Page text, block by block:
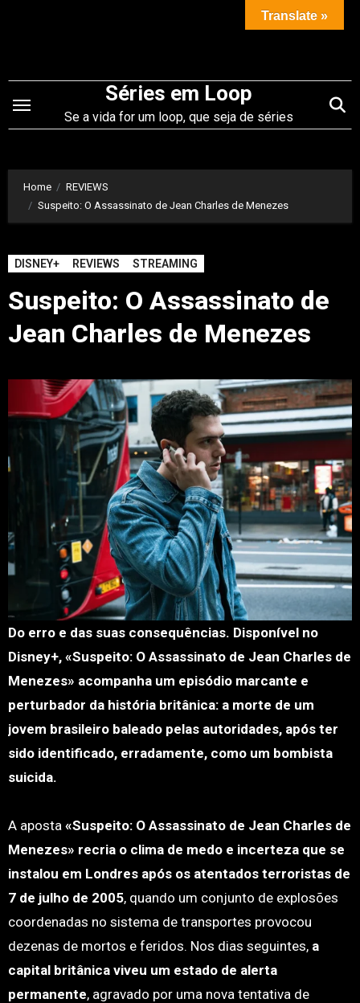
conteúdo
Séries em Loop
Se a vida for um loop, que seja de séries
Home
REVIEWS
Suspeito: O Assassinato de Jean Charles de Menezes
DISNEY+ REVIEWS STREAMING
Suspeito: O Assassinato de
Jean Charles de Menezes
Do erro e das suas consequências. Disponível no
Disney+, «Suspeito: O Assassinato de Jean Charles de
Menezes» acompanha um episódio marcante e
perturbador da história britânica: a morte de um
jovem brasileiro baleado pelas autoridades, após ter
sido identificado, erradamente, como um bombista
suicida.
A aposta«Suspeito: O Assassinato de Jean Charles de
Menezes» recria o clima de medo e incerteza que se
instalou em Londres após os atentados terroristas de
7 de julho de 2005, quando um conjunto de explosões
coordenadas no sistema de transportes provocou
dezenas de mortos e feridos. Nos dias seguintes, a
capital britânica viveu um estado de alerta
permanente, agravado por uma nova tentativa de
Translate »